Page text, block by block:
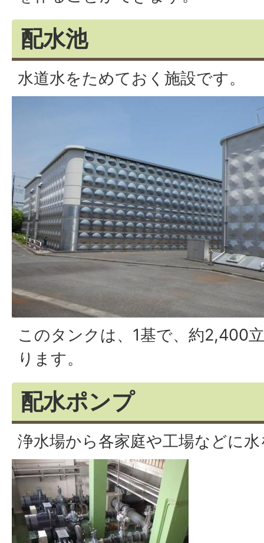
配水池
水道水をためておく施設です。
このタンクは、1基で、約2,400
ります。
配水ポンプ
浄水場から各家庭や工場などに